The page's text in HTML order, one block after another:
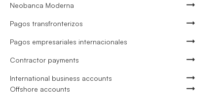
Neobanca Moderna
Pagos transfronterizos
Pagos empresariales internacionales
Contractor payments
International business accounts
Offshore accounts